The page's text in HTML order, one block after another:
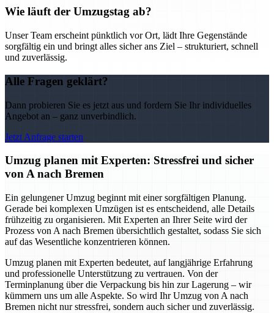
Wie läuft der Umzugstag ab?
Unser Team erscheint pünktlich vor Ort, lädt Ihre Gegenstände
sorgfältig ein und bringt alles sicher ans Ziel – strukturiert, schnell
und zuverlässig.
Alle Fragen geklärt?
Dann probieren Sie es jetzt aus und fordern Sie Ihr individuelles
Angebot an – ganz unverbindlich.
Jetzt Anfrage starten
Umzug planen mit Experten: Stressfrei und sicher
von A nach Bremen
Ein gelungener Umzug beginnt mit einer sorgfältigen Planung.
Gerade bei komplexen Umzügen ist es entscheidend, alle Details
frühzeitig zu organisieren. Mit Experten an Ihrer Seite wird der
Prozess von A nach Bremen übersichtlich gestaltet, sodass Sie sich
auf das Wesentliche konzentrieren können.
Umzug planen mit Experten bedeutet, auf langjährige Erfahrung
und professionelle Unterstützung zu vertrauen. Von der
Terminplanung über die Verpackung bis hin zur Lagerung – wir
kümmern uns um alle Aspekte. So wird Ihr Umzug von A nach
Bremen nicht nur stressfrei, sondern auch sicher und zuverlässig.